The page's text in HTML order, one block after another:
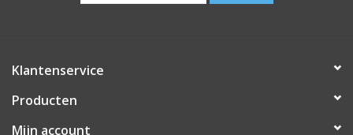
Klantenservice
Producten
Mijn account